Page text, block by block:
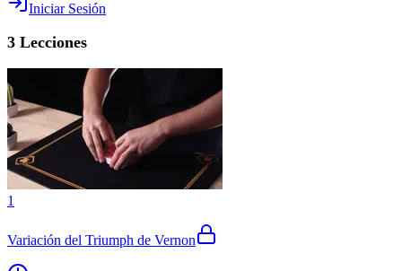
Iniciar Sesión
3 Lecciones
1
Variación del Triumph de Vernon